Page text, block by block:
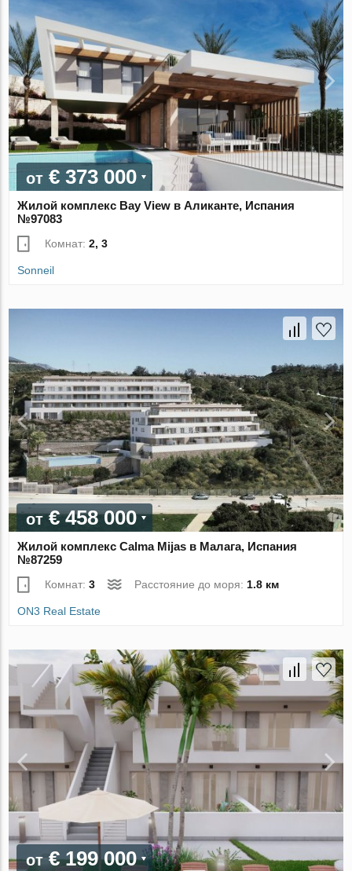
от € 373 000
Жилой комплекс Bay View в Аликанте, Испания
№97083
Комнат:2, 3
Sonneil
от€ 458 000
Жилой комплекс Calma Mijas в Малага, Испания
№87259
Комнат:3 Расстояние до моря: 1.8 км
ON3 Real Estate
от € 199 000